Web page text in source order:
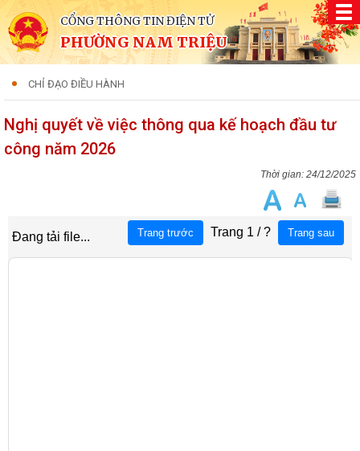
CỔNG THÔNG TIN ĐIỆN TỬ
PHƯỜNG NAM TRIỆU
CHỈ ĐẠO ĐIỀU HÀNH
Nghị quyết về việc thông qua kế hoạch đầu tư
công năm 2026
24/12/2025